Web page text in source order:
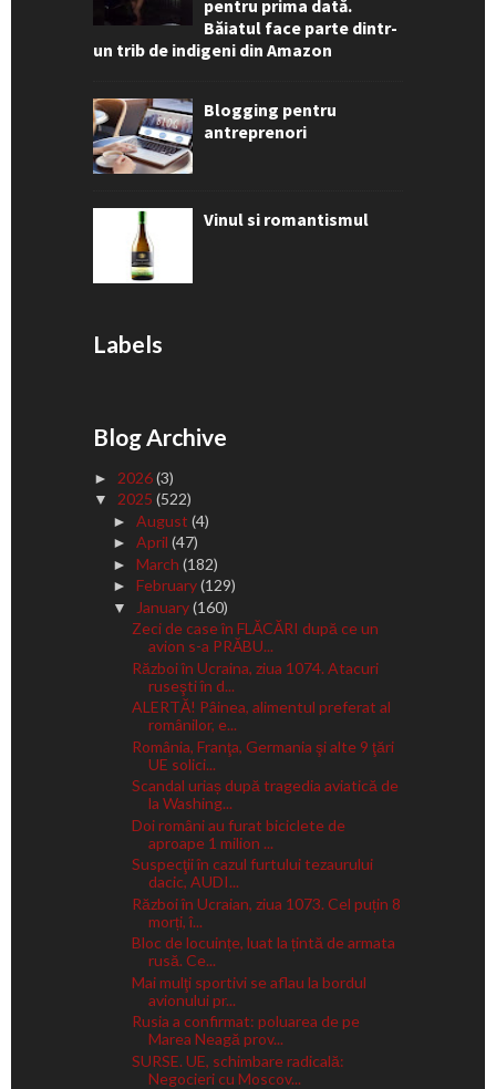
pentru prima dată.
Băiatul face parte dintr-
un trib de indigeni din Amazon
Blogging pentru
antreprenori
Vinul si romantismul
Labels
Blog Archive
► 2026(3)
▼ 2025 (522)
► August (4)
► April (47)
► March (182)
► February(129)
▼ January(160)
Zeci de case în FLĂCĂRI după ce un
avion s-a PRĂBU...
Război în Ucraina, ziua 1074. Atacuri
ruseşti în d...
ALERTĂ! Pâinea, alimentul preferat al
românilor, e...
România, Franţa, Germania şi alte 9 ţări
UE solici...
Scandal uriaș după tragedia aviatică de
la Washing...
Doi români au furat biciclete de
aproape 1 milion ...
Suspecţii în cazul furtului tezaurului
dacic, AUDI...
Război în Ucraian, ziua 1073. Cel puțin 8
morți, î...
Bloc de locuințe, luat la țintă de armata
rusă. Ce...
Mai mulţi sportivi se aflau la bordul
avionului pr...
Rusia a confirmat: poluarea de pe
Marea Neagă prov...
SURSE. UE, schimbare radicală:
Negocieri cu Moscov...